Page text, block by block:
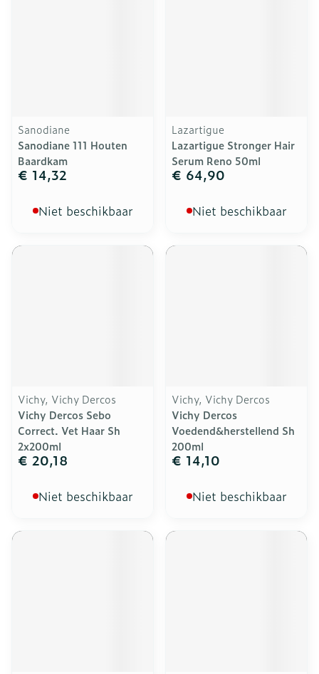
Sanodiane
Sanodiane 111 Houten
Baardkam
€ 14,32
Niet beschikbaar
Lazartigue
Lazartigue Stronger Hair
Serum Reno 50ml
€ 64,90
Niet beschikbaar
Vichy, Vichy Dercos
Vichy Dercos Sebo
Correct. Vet Haar Sh
2x200ml
€ 20,18
Niet beschikbaar
Vichy, Vichy Dercos
Vichy Dercos
Voedend&herstellend Sh
200ml
€ 14,10
Niet beschikbaar